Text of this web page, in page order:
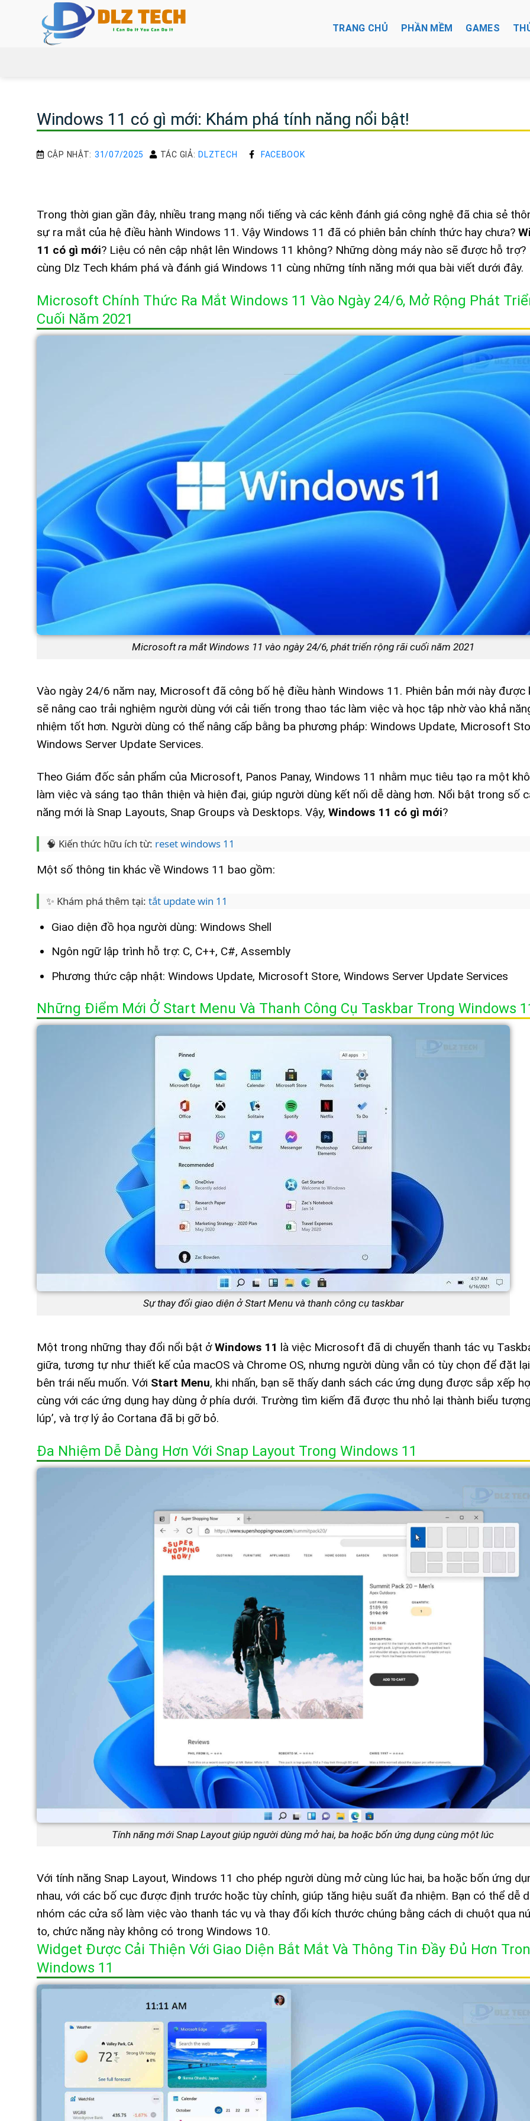
TRANG CHỦ PHẦN MỀM GAMES
Windows 11 có gì mới: Khám phá tính năng nổi bật!
CẬP NHẬT: 31/07/2025 TÁC GIẢ: DLZTECH FACEBOOK
Trong thời gian gần đây, nhiều trang mạng nổi tiếng và các kênh đánh giá công nghệ đã chia sẻ
sự ra mắt của hệ điều hành Windows 11. Vậy Windows 11 đã có phiên bản chính thức hay chưa?
11 có gì mới? Liệu có nên cập nhật lên Windows 11 không? Những dòng máy nào sẽ được hỗ trợ?
cùng Dlz Tech khám phá và đánh giá Windows 11 cùng những tính năng mới qua bài viết dưới đây.
Microsoft Chính Thức Ra Mắt Windows 11 Vào Ngày 24/6, Mở Rộng Phát
Cuối Năm 2021
Microsoft ra mắt Windows 11 vào ngày 24/6, phát triển rộng rãi cuối năm 2021
Vào ngày 24/6 năm nay, Microsoft đã công bố hệ điều hành Windows 11. Phiên bản mới này được
sẽ nâng cao trải nghiệm người dùng với cải tiến trong thao tác làm việc và học tập nhờ vào khả
nhiệm tốt hơn. Người dùng có thể nâng cấp bằng ba phương pháp: Windows Update, Microsoft
Windows Server Update Services.
Theo Giám đốc sản phẩm của Microsoft, Panos Panay, Windows 11 nhằm mục tiêu tạo ra một
làm việc và sáng tạo thân thiện và hiện đại, giúp người dùng kết nối dễ dàng hơn. Nổi bật trong số
năng mới là Snap Layouts, Snap Groups và Desktops. Vậy, Windows 11 có gì mới?
🧠 Kiến thức hữu ích từ: reset windows 11
Một số thông tin khác về Windows 11 bao gồm:
✨ Khám phá thêm tại: tắt update win 11
Giao diện đồ họa người dùng: Windows Shell
Ngôn ngữ lập trình hỗ trợ: C, C++, C#, Assembly
Phương thức cập nhật: Windows Update, Microsoft Store, Windows Server Update Services
Những Điểm Mới Ở Start Menu Và Thanh Công Cụ Taskbar Trong Windows
Sự thay đổi giao diện ở Start Menu và thanh công cụ taskbar
Một trong những thay đổi nổi bật ởWindows 11 là việc Microsoft đã di chuyển thanh tác vụ
giữa, tương tự như thiết kế của macOS và Chrome OS, nhưng người dùng vẫn có tùy chọn để đặt
bên trái nếu muốn. Với Start Menu, khi nhấn, bạn sẽ thấy danh sách các ứng dụng được sắp xếp
cùng với các ứng dụng hay dùng ở phía dưới. Trường tìm kiếm đã được thu nhỏ lại thành biểu tượng
lúp’, và trợ lý ảo Cortana đã bị gỡ bỏ.
Đa Nhiệm Dễ Dàng Hơn Với Snap Layout Trong Windows 11
Tính năng mới Snap Layout giúp người dùng mở hai, ba hoặc bốn ứng dụng cùng một lúc
Với tính năng Snap Layout, Windows 11 cho phép người dùng mở cùng lúc hai, ba hoặc bốn ứng
nhau, với các bố cục được định trước hoặc tùy chỉnh, giúp tăng hiệu suất đa nhiệm. Bạn có thể dễ
nhóm các cửa sổ làm việc vào thanh tác vụ và thay đổi kích thước chúng bằng cách di chuột qua
to, chức năng này không có trong Windows 10.
Widget Được Cải Thiện Với Giao Diện Bắt Mắt Và Thông Tin Đầy Đủ Hơn
Windows 11